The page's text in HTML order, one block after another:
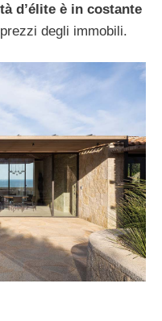
d’élite è in costante
degli immobili.